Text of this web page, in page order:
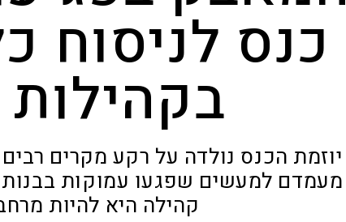
כנס לניסוח
יוזמת הכנס נולדה על רקע מקרים
מעמדם למעשים שפגעו עמוקות
קהילה היא להיות